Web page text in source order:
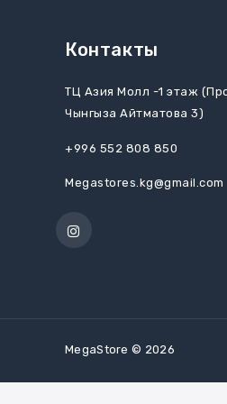
Контакты
ТЦ Азия Молл -1 этаж
Чынгыза Айтматова 3)
+996 552 808 850
Megastores.kg@gmail.com
MegaStore © 2026